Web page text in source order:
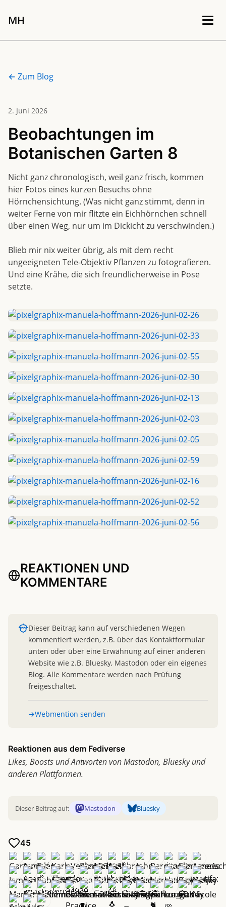
MH
Notizen
Über mich
Kontakt
Theme
← Zum Blog
2. Juni 2026
Beobachtungen im
Botanischen Garten 8
Nicht ganz chronologisch, weil ganz frisch, kommen
hier Fotos eines kurzen Besuchs ohne
Hörnchensichtung. (Was nicht ganz stimmt, denn in
weiter Ferne von mir flitzte ein Eichhörnchen schnell
über einen Weg, nur um im Dickicht zu verschwinden.)
Blieb mir nix weiter übrig, als mit dem recht
ungeeigneten Tele-Objektiv Pflanzen zu fotografieren.
Und eine Krähe, die sich freundlicherweise in Pose
setzte.
REAKTIONEN UND
KOMMENTARE
Dieser Beitrag kann auf verschiedenen Wegen
kommentiert werden, z.B. über das Kontaktformular
unten oder über eine Erwähnung auf einer anderen
Website wie z.B. Bluesky, Mastodon oder ein eigenes
Blog. Alle Kommentare werden nach Prüfung
freigeschaltet.
Webmention senden
Reaktionen aus dem Fediverse
Likes, Boosts und Antworten von Mastodon, Bluesky und
anderen Plattformen.
Dieser Beitrag auf: Mastodon Bluesky
45